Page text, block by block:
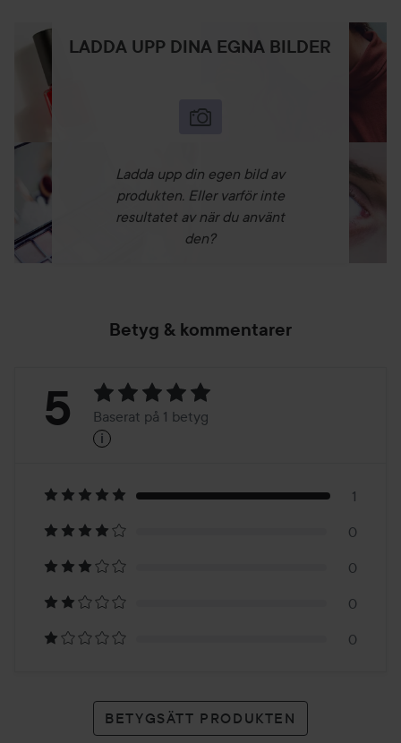
LADDA UPP DINA EGNA BILDER
Ladda upp din egen bild av
produkten. Eller varför inte
resultatet av när du använt
den?
Betyg & kommentarer
Betyg:
Baserat
på
1
betyg
5 Baserat på 1 betyg
i
1
0
0
0
0
BETYGSÄTT PRODUKTEN